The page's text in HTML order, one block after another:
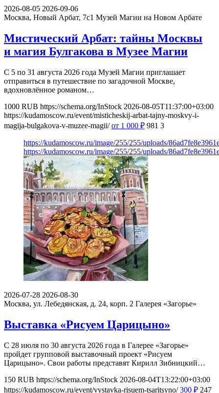
2026-08-05 2026-09-06
Москва, Новый Арбат, 7с1 Музей Магии на Новом Арбате
Мистический Арбат: тайны Москвы
и магия Булгакова в Музее Магии
С 5 по 31 августа 2026 года Музей Магии приглашает
отправиться в путешествие по загадочной Москве,
вдохновлённое романом…
1000 RUB https://schema.org/InStock 2026-08-05T11:37:00+03:00
https://kudamoscow.ru/event/misticheskij-arbat-tajny-moskvy-i-
magija-bulgakova-v-muzee-magii/ от 1 000 ₽ 981 3
https://kudamoscow.ru/image/255/255/uploads/
https://kudamoscow.ru/image/255/255/uploads/
2026-07-28 2026-08-30
Москва, ул. Лебедянская, д. 24, корп. 2 Галерея «Загорье»
Выставка «Рисуем Царицыно»
С 28 июля по 30 августа 2026 года в Галерее «Загорье»
пройдет групповой выставочный проект «Рисуем
Царицыно». Свои работы представят Кирилл Зибницкий…
150 RUB https://schema.org/InStock 2026-08-04T13:22:00+03:00
https://kudamoscow.ru/event/vystavka-risuem-tsaritsyno/ 300 ₽ 247